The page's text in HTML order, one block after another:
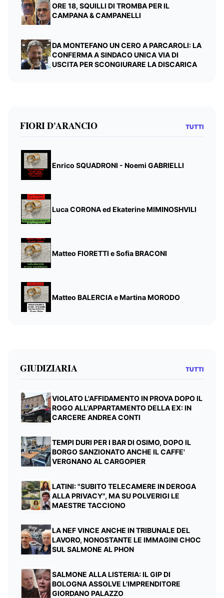
ORE 18, SQUILLI DI TROMBA PER IL
CAMPANA & CAMPANELLI
DA MONTEFANO UN CERO A PARCAROLI: LA
CONFERMA A SINDACO UNICA VIA DI
USCITA PER SCONGIURARE LA DISCARICA
FIORI D'ARANCIO TUTTI
Enrico SQUADRONI - Noemi GABRIELLI
Luca CORONA ed Ekaterine MIMINOSHVILI
Matteo FIORETTI e Sofia BRACONI
Matteo BALERCIA e Martina MORODO
GIUDIZIARIA TUTTI
VIOLATO L'AFFIDAMENTO IN PROVA DOPO IL
ROGO ALL'APPARTAMENTO DELLA EX: IN
CARCERE ANDREA CONTI
TEMPI DURI PER I BAR DI OSIMO, DOPO IL
BORGO SANZIONATO ANCHE IL CAFFE'
VERGNANO AL CARGOPIER
LATINI: "SUBITO TELECAMERE IN DEROGA
ALLA PRIVACY", MA SU POLVERIGI LE
MAESTRE TACCIONO
LA NEF VINCE ANCHE IN TRIBUNALE DEL
LAVORO, NONOSTANTE LE IMMAGINI CHOC
SUL SALMONE AL PHON
SALMONE ALLA LISTERIA: IL GIP DI
BOLOGNA ASSOLVE L'IMPRENDITORE
GIORDANO PALAZZO